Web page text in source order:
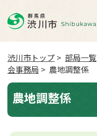
渋川市トップ > 部局一覧
会事務局 > 農地調整係
農地調整係